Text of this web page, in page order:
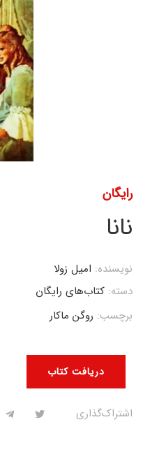
رایگان
نانا
دریافت کتاب
نویسنده: امیل زولا
دسته: کتاب‌های رایگان
برچسب: روگن ماکار
اشتراک‌گذاری